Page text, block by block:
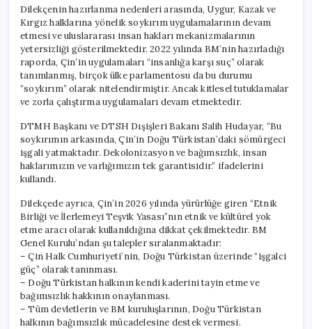
Dilekçenin hazırlanma nedenleri arasında, Uygur, Kazak ve
Kırgız halklarına yönelik soykırım uygulamalarının devam
etmesi ve uluslararası insan hakları mekanizmalarının
yetersizliği gösterilmektedir. 2022 yılında BM’nin hazırladığı
raporda, Çin’in uygulamaları “insanlığa karşı suç” olarak
tanımlanmış, birçok ülke parlamentosu da bu durumu
“soykırım” olarak nitelendirmiştir. Ancak kitlesel tutuklamalar
ve zorla çalıştırma uygulamaları devam etmektedir.
DTMH Başkanı ve DTSH Dışişleri Bakanı Salih Hudayar, “Bu
soykırımın arkasında, Çin’in Doğu Türkistan’daki sömürgeci
işgali yatmaktadır. Dekolonizasyon ve bağımsızlık, insan
haklarımızın ve varlığımızın tek garantisidir.” ifadelerini
kullandı.
Dilekçede ayrıca, Çin’in 2026 yılında yürürlüğe giren “Etnik
Birliği ve İlerlemeyi Teşvik Yasası”nın etnik ve kültürel yok
etme aracı olarak kullanıldığına dikkat çekilmektedir. BM
Genel Kurulu’ndan şu talepler sıralanmaktadır:
– Çin Halk Cumhuriyeti’nin, Doğu Türkistan üzerinde “işgalci
güç” olarak tanınması.
– Doğu Türkistan halkının kendi kaderini tayin etme ve
bağımsızlık hakkının onaylanması.
– Tüm devletlerin ve BM kuruluşlarının, Doğu Türkistan
halkının bağımsızlık mücadelesine destek vermesi.